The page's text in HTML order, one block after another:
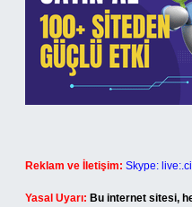
Reklam ve İletişim: Skype:
Yasal Uyarı: Bu internet sitesi,